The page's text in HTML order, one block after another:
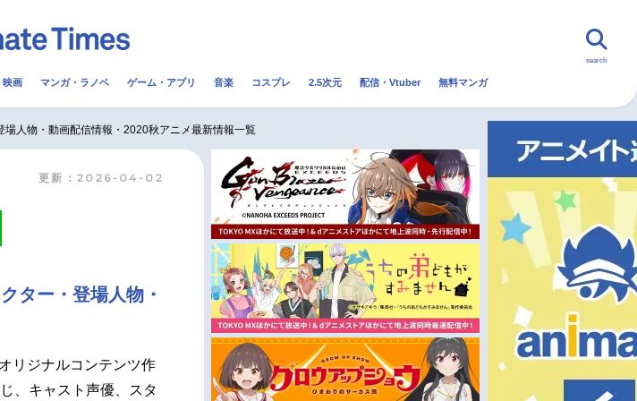
2.5次元 配信・Vtuber トレンド 無料マンガ
優一覧
今期アニメ曜日別一覧
夏アニメ
秋アニメ
冬アニメ
search
映画 マンガ・ラノベ ゲーム・アプリ 音楽 コスプレ 2.5次元 配信・Vtuber 無料マンガ
人物・動画配信情報・2020秋アニメ最新情報一覧
更新：2026-04-02
ター・登場人物・
リジナルコンテンツ作
、キャスト声優、スタ